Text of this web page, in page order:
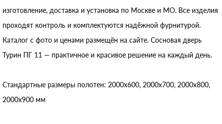
изготовление, доставка и установка по Москве и МО. Все изделия
проходят контроль и комплектуются надёжной фурнитурой.
Каталог с фото и ценами размещён на сайте. Сосновая дверь
Турин ПГ 11 — практичное и красивое решение на каждый день.
Стандартные размеры полотен: 2000x600, 2000x700, 2000x800,
2000x900 мм